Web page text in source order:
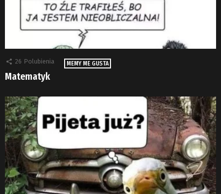
26 Polubienia MEMY ME GUSTA
Matematyk